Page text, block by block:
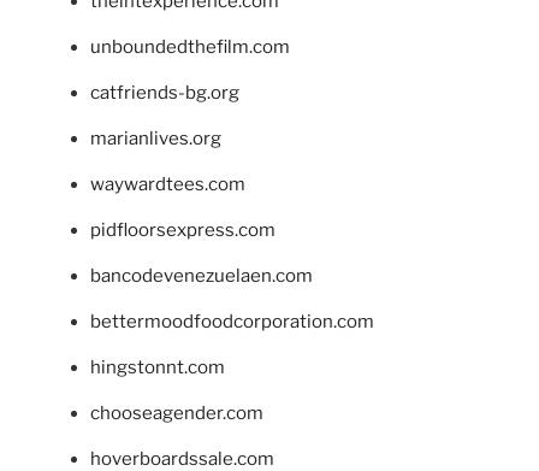
unboundedthefilm.com
catfriends-bg.org
marianlives.org
waywardtees.com
pidfloorsexpress.com
bancodevenezuelaen.com
bettermoodfoodcorporation.com
hingstonnt.com
chooseagender.com
hoverboardssale.com